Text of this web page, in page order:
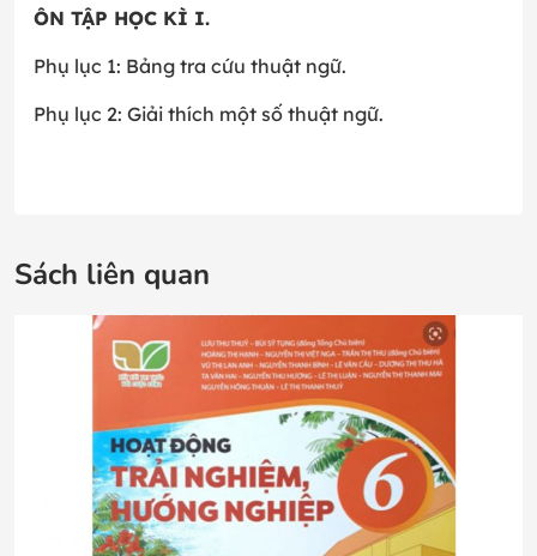
ÔN TẬP HỌC KÌ I.
Phụ lục 1: Bảng tra cứu thuật ngữ.
Phụ lục 2: Giải thích một số thuật ngữ.
Sách liên quan